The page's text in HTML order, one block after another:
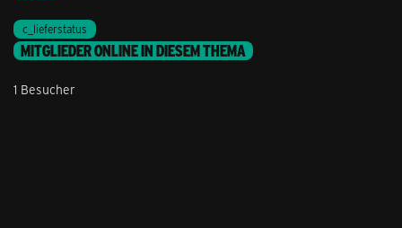
c_lieferstatus
MITGLIEDER ONLINE IN DIESEM THEMA
1 Besucher